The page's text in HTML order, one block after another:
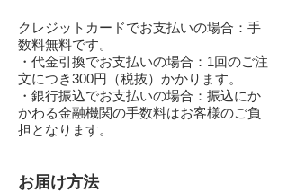
クレジットカードでお支払いの場合：手
数料無料です。
・代金引換でお支払いの場合：1回のご注
文につき300円（税抜）かかります。
・銀行振込でお支払いの場合：振込にか
かわる金融機関の手数料はお客様のご負
担となります。
お届け方法